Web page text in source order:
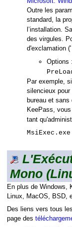
Outre les
standard, la
l’installation.
des virgules.
d'exclamation ('
Options :
Par exemple,
silencieux pour
bureau et
KeePass,
tant
Mono
En plus de Windows,
Linux, MacOS, BSD,
Des liens vers tous
page des